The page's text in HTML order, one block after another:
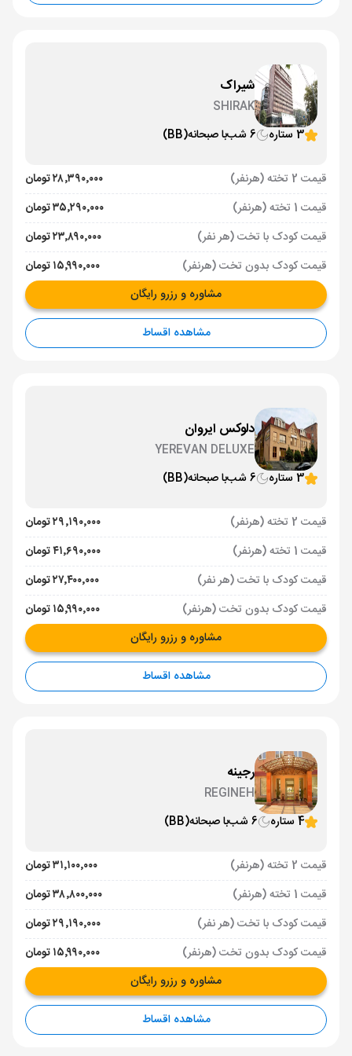
شیراک
SHIRAK
3 ستاره
6 شب با صبحانه(BB)
قیمت 2 تخته (هرنفر)
۲۸٬۳۹۰٬۰۰۰ تومان
قیمت 1 تخته (هرنفر)
۳۵٬۲۹۰٬۰۰۰ تومان
قیمت کودک با تخت (هر نفر)
۲۳٬۸۹۰٬۰۰۰ تومان
قیمت کودک بدون تخت (هرنفر)
۱۵٬۹۹۰٬۰۰۰ تومان
مشاوره و رزرو رایگان
مشاهده اقساط
دلوکس ایروان
YEREVAN DELUXE
3 ستاره
6 شب با صبحانه(BB)
قیمت 2 تخته (هرنفر)
۲۹٬۱۹۰٬۰۰۰ تومان
قیمت 1 تخته (هرنفر)
۴۱٬۶۹۰٬۰۰۰ تومان
قیمت کودک با تخت (هر نفر)
۲۷٬۴۰۰٬۰۰۰ تومان
قیمت کودک بدون تخت (هرنفر)
۱۵٬۹۹۰٬۰۰۰ تومان
مشاوره و رزرو رایگان
مشاهده اقساط
رجینه
REGINEH
4 ستاره
6 شب با صبحانه(BB)
قیمت 2 تخته (هرنفر)
۳۱٬۱۰۰٬۰۰۰ تومان
قیمت 1 تخته (هرنفر)
۳۸٬۸۰۰٬۰۰۰ تومان
قیمت کودک با تخت (هر نفر)
۲۹٬۱۹۰٬۰۰۰ تومان
قیمت کودک بدون تخت (هرنفر)
۱۵٬۹۹۰٬۰۰۰ تومان
مشاوره و رزرو رایگان
مشاهده اقساط